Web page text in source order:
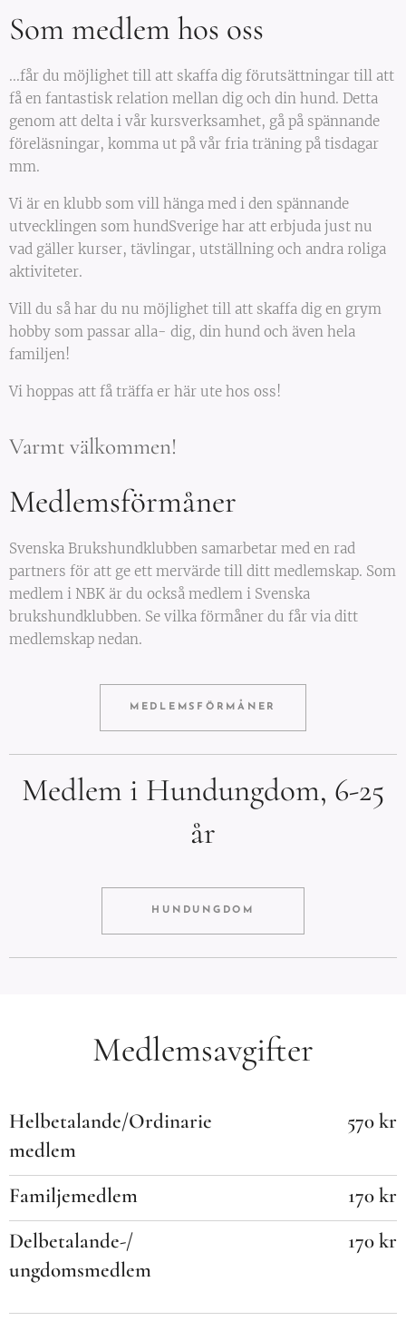
Som medlem hos oss
...får du möjlighet till att skaffa dig förutsättningar till att
få en fantastisk relation mellan dig och din hund. Detta
genom att delta i vår kursverksamhet, gå på spännande
föreläsningar, komma ut på vår fria träning på tisdagar
mm.
Vi är en klubb som vill hänga med i den spännande
utvecklingen som hundSverige har att erbjuda just nu
vad gäller kurser, tävlingar, utställning och andra roliga
aktiviteter.
Vill du så har du nu möjlighet till att skaffa dig en grym
hobby som passar alla- dig, din hund och även hela
familjen!
Vi hoppas att få träffa er här ute hos oss!
Varmt välkommen!
Medlemsförmåner
Svenska Brukshundklubben samarbetar med en rad
partners för att ge ett mervärde till ditt medlemskap. Som
medlem i NBK är du också medlem i Svenska
brukshundklubben. Se vilka förmåner du får via ditt
medlemskap nedan.
MEDLEMSFÖRMÅNER
Medlem i Hundungdom, 6-25
år
HUNDUNGDOM
Medlemsavgifter
Helbetalande/Ordinarie
medlem
570 kr
Familjemedlem
170 kr
Delbetalande-/
ungdomsmedlem
170 kr